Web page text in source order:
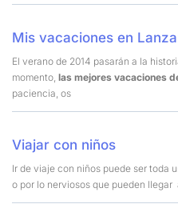
Mis vacaciones en
El verano de 2014 pasarán a la
momento, las mejores vacaciones
paciencia, os
Viajar con niños
Ir de viaje con niños puede ser toda
o por lo nerviosos que pueden llegar